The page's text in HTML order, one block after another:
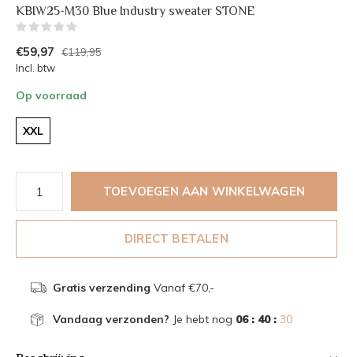
KBIW25-M30 Blue Industry sweater STONE
€59,97
€119,95
Incl. btw
Op voorraad
XXL
TOEVOEGEN AAN WINKELWAGEN
DIRECT BETALEN
Gratis verzending Vanaf €70,-
Vandaag verzonden? Je hebt nog 06 : 40 : 30